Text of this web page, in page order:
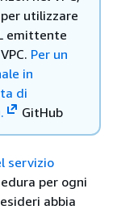
utilizzare
emittente
Per un
in
di
GitHub
servizio
per ogni
abbia